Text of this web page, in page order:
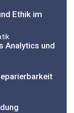
Ethik im
Analytics und